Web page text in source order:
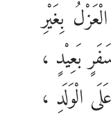
بِغَيْرِ
بَعِيْدٍ ،
الْوَلَدِ ،